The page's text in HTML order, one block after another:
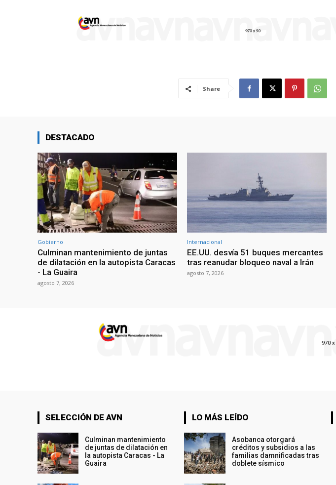
Share
DESTACADO
Gobierno
Culminan mantenimiento de juntas
de dilatación en la autopista Caracas
- La Guaira
agosto 7, 2026
Internacional
EE.UU. desvía 51 buques mercantes
tras reanudar bloqueo naval a Irán
agosto 7, 2026
SELECCIÓN DE AVN
Culminan mantenimiento
de juntas de dilatación en
la autopista Caracas - La
Guaira
LO MÁS LEÍDO
Asobanca otorgará
créditos y subsidios a las
familias damnificadas tras
doblete sísmico